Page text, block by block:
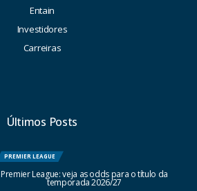
Entain
Investidores
Carreiras
Últimos Posts
PREMIER LEAGUE
Premier League: veja as odds para o título da
temporada 2026/27